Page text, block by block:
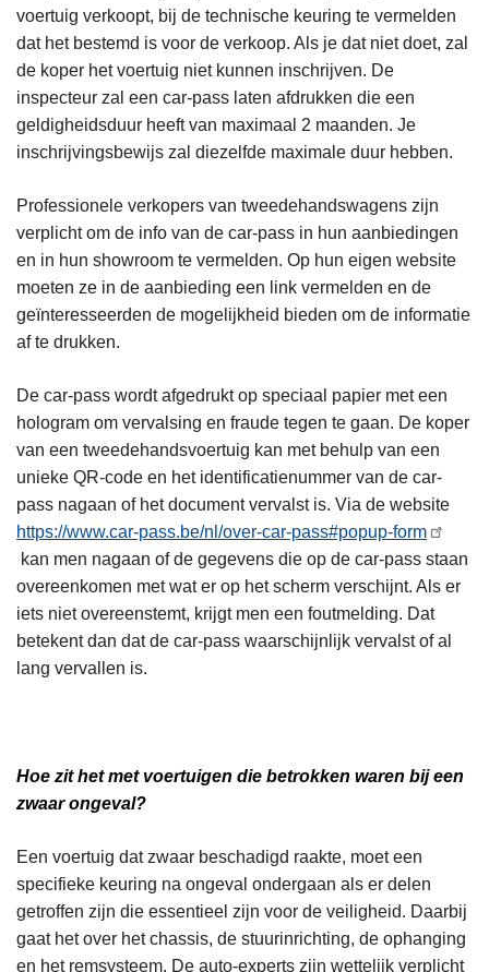
voertuig verkoopt, bij de technische keuring te vermelden
dat het bestemd is voor de verkoop. Als je dat niet doet, zal
de koper het voertuig niet kunnen inschrijven. De
inspecteur zal een car-pass laten afdrukken die een
geldigheidsduur heeft van maximaal 2 maanden. Je
inschrijvingsbewijs zal diezelfde maximale duur hebben.
Professionele verkopers van tweedehandswagens zijn
verplicht om de info van de car-pass in hun aanbiedingen
en in hun showroom te vermelden. Op hun eigen website
moeten ze in de aanbieding een link vermelden en de
geïnteresseerden de mogelijkheid bieden om de informatie
af te drukken.
De car-pass wordt afgedrukt op speciaal papier met een
hologram om vervalsing en fraude tegen te gaan. De koper
van een tweedehandsvoertuig kan met behulp van een
unieke QR-code en het identificatienummer van de car-
pass nagaan of het document vervalst is. Via de website
https://www.car-pass.be/nl/over-car-pass#popup-form
kan men nagaan of de gegevens die op de car-pass staan
overeenkomen met wat er op het scherm verschijnt. Als er
iets niet overeenstemt, krijgt men een foutmelding. Dat
betekent dan dat de car-pass waarschijnlijk vervalst of al
lang vervallen is.
Hoe zit het met voertuigen die betrokken waren bij een
zwaar ongeval?
Een voertuig dat zwaar beschadigd raakte, moet een
specifieke keuring na ongeval ondergaan als er delen
getroffen zijn die essentieel zijn voor de veiligheid. Daarbij
gaat het over het chassis, de stuurinrichting, de ophanging
en het remsysteem. De auto-experts zijn wettelijk verplicht